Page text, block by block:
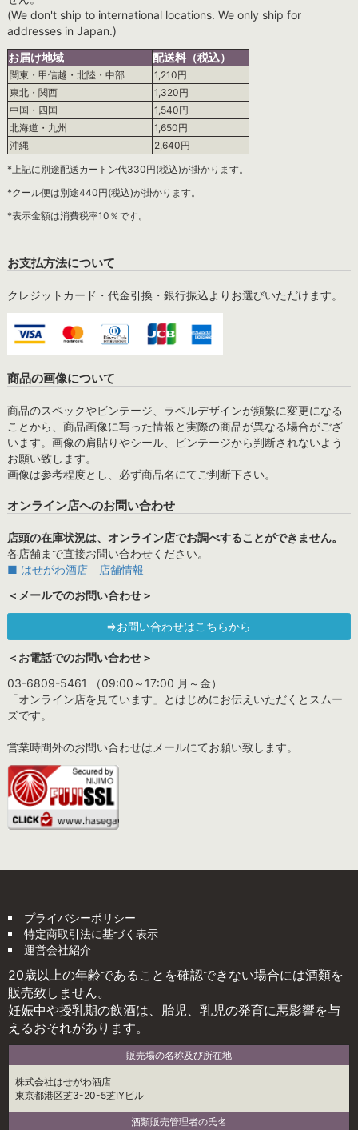
(We don't ship to international locations. We only ship for
addresses in Japan.)
お届け地域
配送料（税込）
関東・甲信越・北陸・中部
1,210円
東北・関西
1,320円
中国・四国
1,540円
北海道・九州
1,650円
沖縄
2,640円
*上記に別途配送カートン代330円(税込)が掛かります。
*クール便は別途440円(税込)が掛かります。
*表示金額は消費税率10％です。
お支払方法について
クレジットカード・代金引換・銀行振込よりお選びいただけます。
商品の画像について
商品のスペックやビンテージ、ラベルデザインが頻繁に変更になる
ことから、商品画像に写った情報と実際の商品が異なる場合がござ
います。画像の肩貼りやシール、ビンテージから判断されないよう
お願い致します。
画像は参考程度とし、必ず商品名にてご判断下さい。
オンライン店へのお問い合わせ
店頭の在庫状況は、オンライン店でお調べすることができません。
各店舗まで直接お問い合わせください。
■ はせがわ酒店 店舗情報
＜メールでのお問い合わせ＞
⇒お問い合わせはこちらから
＜お電話でのお問い合わせ＞
03-6809-5461 （09:00～17:00 月～金）
「オンライン店を見ています」とはじめにお伝えいただくとスムー
ズです。
営業時間外のお問い合わせはメールにてお願い致します。
プライバシーポリシー
特定商取引法に基づく表示
運営会社紹介
20歳以上の年齢であることを確認できない場合には酒類を
販売致しません。
妊娠中や授乳期の飲酒は、胎児、乳児の発育に悪影響を与
えるおそれがあります。
販売場の名称及び所在地
株式会社はせがわ酒店
東京都港区芝3-20-5芝IYビル
酒類販売管理者の氏名